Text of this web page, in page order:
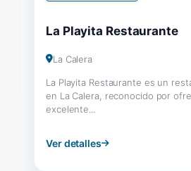
La Playita Restaurante
La Calera
La Playita Restaurante es un
en La Calera, reconocido por
excelente...
Ver detalles